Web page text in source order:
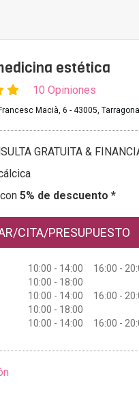
estética
10 Opiniones
Macià, 6 - 43005, Tarragona
GRATUITA &
5% de descuento *
CITA/PRESUPUESTO
10:00 - 14:00 16:00 -
10:00 - 18:00
10:00 - 14:00 16:00 -
10:00 - 18:00
10:00 - 14:00 16:00 -